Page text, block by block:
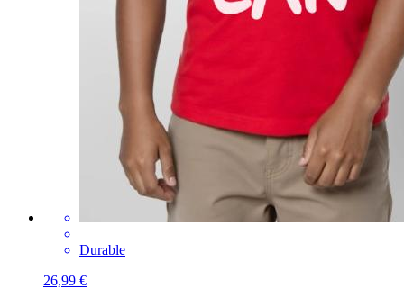
Durable
26,99 €